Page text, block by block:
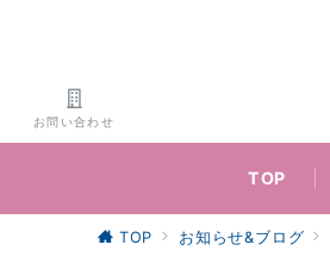
お問い合わせ
TOP
TOP お知らせ&ブログ